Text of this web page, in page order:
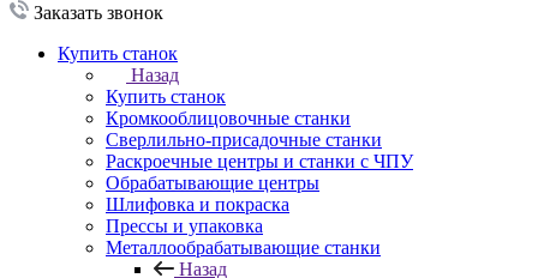
Заказать звонок
Купить станок
Назад
Купить станок
Кромкооблицовочные станки
Сверлильно-присадочные станки
Раскроечные центры и станки с ЧПУ
Обрабатывающие центры
Шлифовка и покраска
Прессы и упаковка
Металлообрабатывающие станки
Назад